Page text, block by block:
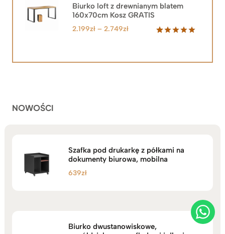
2.219zł.1.999zł.
Biurko loft z drewnianym blatem
160x70cm Kosz GRATIS
2.199zł – 2.749złZakres
2.199zł
NOWOŚCI
Szafka pod drukarkę z półkami na
dokumenty biurowa, mobilna
639zł
Biurko dwustanowiskowe,